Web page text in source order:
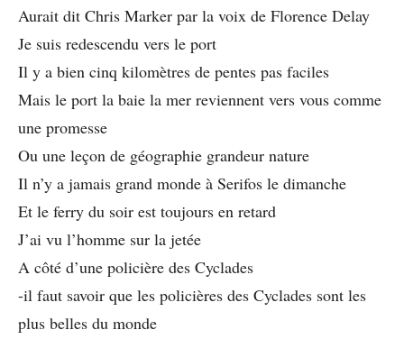
Aurait dit Chris Marker par la voix de Florence Delay
Je suis redescendu vers le port
Il y a bien cinq kilomètres de pentes pas faciles
Mais le port la baie la mer reviennent vers vous comme
une promesse
Ou une leçon de géographie grandeur nature
Il n’y a jamais grand monde à Serifos le dimanche
Et le ferry du soir est toujours en retard
J’ai vu l’homme sur la jetée
A côté d’une policière des Cyclades
-il faut savoir que les policières des Cyclades sont les
plus belles du monde